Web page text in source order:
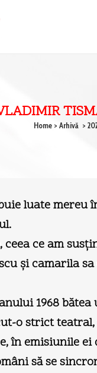
Home > Arhivă >
luate
ceea ce am
şi camarila
1968
o strict
în emisiunile
să se